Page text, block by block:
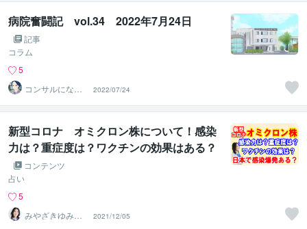
病院奮闘記 vol.34 2022年7月24日
記事
コラム
5
コンサルになり
たい医事カチョ
ー
2022/07/24
新型コロナ オミクロン株について！感染
力は？重症度は？ワクチンの効果はある？
日本でも感染爆発はあるのか？（2021年1
2月3日撮影）
コンテンツ
占い
5
みやざきゆみ
こ 未来を叶え
2021/12/05